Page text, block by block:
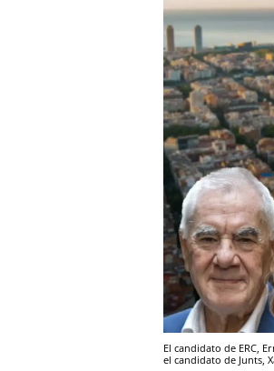
El candidato de ERC,
el candidato de Junts,